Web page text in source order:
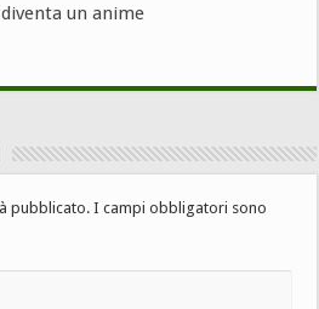
un anime
pubblicato. I campi obbligatori sono